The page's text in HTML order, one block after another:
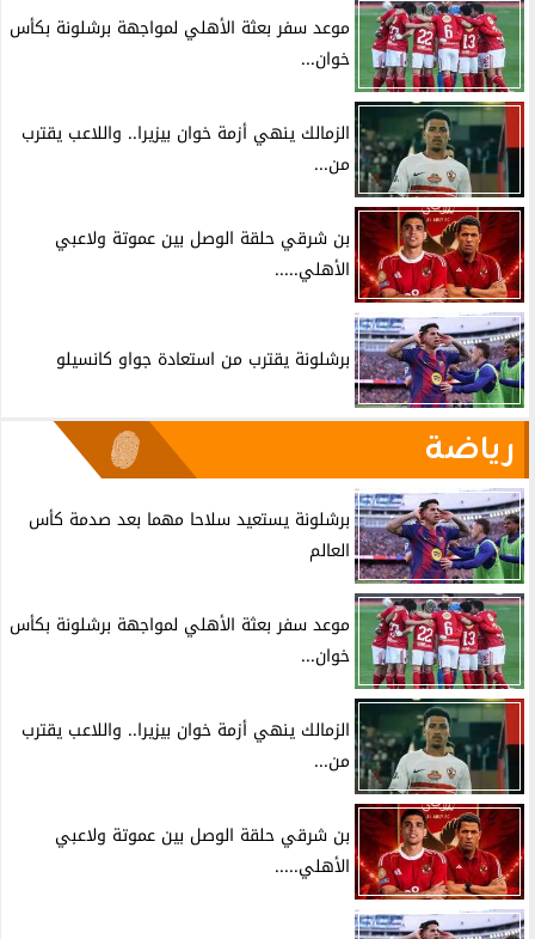
موعد سفر بعثة الأهلي لمواجهة برشلونة بكأس
خوان...
الزمالك ينهي أزمة خوان بيزيرا.. واللاعب يقترب
من...
بن شرقي حلقة الوصل بين عموتة ولاعبي
الأهلي.....
برشلونة يقترب من استعادة جواو كانسيلو
رياضة
برشلونة يستعيد سلاحا مهما بعد صدمة كأس
العالم
موعد سفر بعثة الأهلي لمواجهة برشلونة بكأس
خوان...
الزمالك ينهي أزمة خوان بيزيرا.. واللاعب يقترب
من...
بن شرقي حلقة الوصل بين عموتة ولاعبي
الأهلي.....